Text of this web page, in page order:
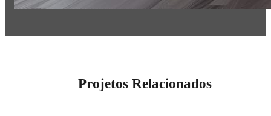
Projetos Relacionados